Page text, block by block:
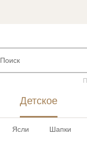
Детское
Ясли Шапки